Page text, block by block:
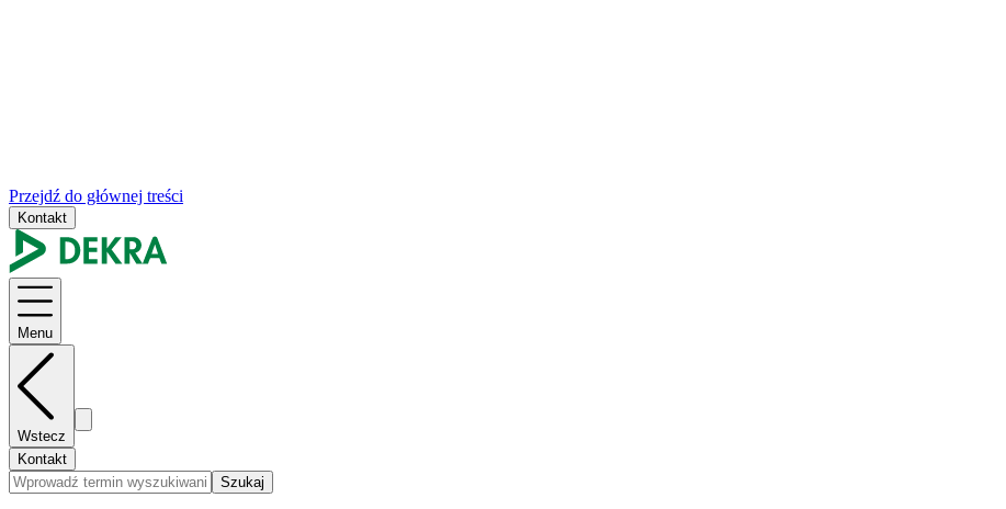
Przejdź do głównej treści
Kontakt
Menu
Wstecz
Kontakt
Szukaj